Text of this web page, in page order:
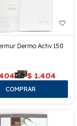
Dermo Activ 150
$ 1.404